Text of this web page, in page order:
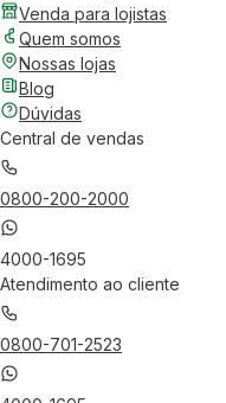
Venda para lojistas
Quem somos
Nossas lojas
Blog
Dúvidas
Central de vendas
0800-200-2000
4000-1695
Atendimento ao cliente
0800-701-2523